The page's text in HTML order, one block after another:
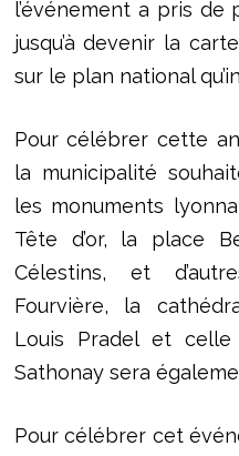
l’événement a pris de
jusqu’à devenir la
sur le plan national
Pour célébrer cette
la municipalité
les monuments
Tête d’or, la place
Célestins, et
Fourvière, la
Louis Pradel et celle
Sathonay sera
Pour célébrer cet